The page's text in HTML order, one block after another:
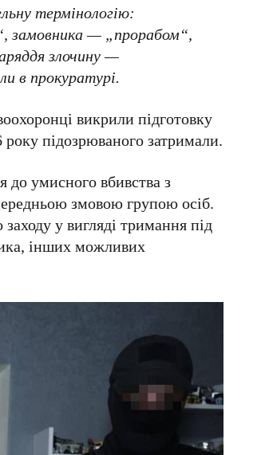
термінологію:
замовника — „прорабом“,
злочину —
в прокуратурі.
викрили підготовку
рокупідозрюваного затримали.
до умисного вбивства з
змовою групою осіб.
у вигляді тримання під
інших можливих